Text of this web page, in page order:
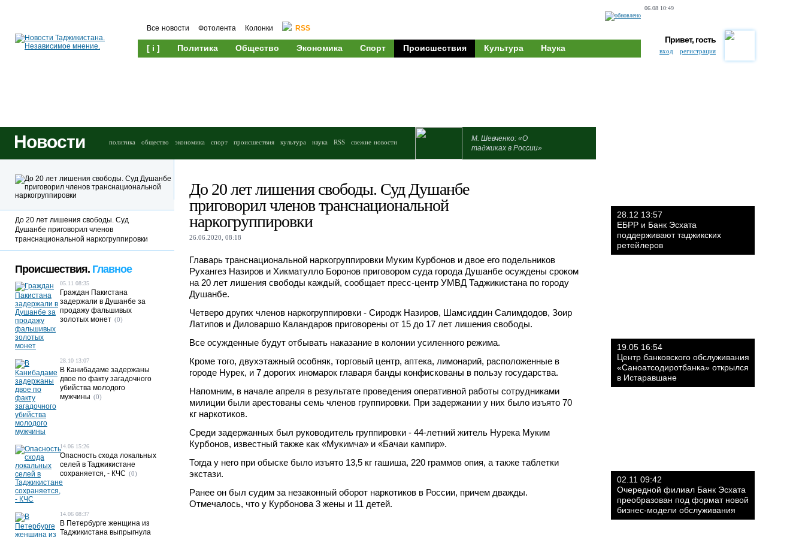
06.08 10:49
Все новости Фотолента Колонки RSS
[ i ] Политика Общество Экономика Спорт Происшествия Культура Наука
Привет, гость
вход регистрация
Новости политика общество экономика спорт происшествия культура наука RSS свежие новости
М. Шевченко: «О
таджиках в России»
До 20 лет лишения свободы. Суд Душанбе
приговорил членов транснациональной
наркогруппировки
26.06.2020, 08:18
Главарь транснациональной наркогруппировки Муким Курбонов и двое его подельников
Рухангез Назиров и Хикматулло Боронов приговором суда города Душанбе осуждены сроком
на 20 лет лишения свободы каждый, сообщает пресс-центр УМВД Таджикистана по городу
Душанбе.
Четверо других членов наркогруппировки - Сиродж Назиров, Шамсиддин Салимдодов, Зоир
Латипов и Диловаршо Каландаров приговорены от 15 до 17 лет лишения свободы.
Все осужденные будут отбывать наказание в колонии усиленного режима.
Кроме того, двухэтажный особняк, торговый центр, аптека, лимонарий, расположенные в
городе Нурек, и 7 дорогих иномарок главаря банды конфискованы в пользу государства.
Напомним, в начале апреля в результате проведения оперативной работы сотрудниками
милиции были арестованы семь членов группировки. При задержании у них было изъято 70
кг наркотиков.
Среди задержанных был руководитель группировки - 44-летний житель Нурека Муким
Курбонов, известный также как «Мукимча» и «Бачаи кампир».
Тогда у него при обыске было изъято 13,5 кг гашиша, 220 граммов опия, а также таблетки
экстази.
Ранее он был судим за незаконный оборот наркотиков в России, причем дважды.
Отмечалось, что у Курбонова 3 жены и 11 детей.
До 20 лет лишения свободы. Суд
Душанбе приговорил членов
транснациональной наркогруппировки
Происшествия. Главное
05.11 08:35
Граждан Пакистана
задержали в Душанбе за
продажу фальшивых
золотых монет (0)
28.10 13:07
В Канибадаме задержаны
двое по факту загадочного
убийства молодого
мужчины (0)
14.06 15:26
Опасность схода локальных
селей в Таджикистане
сохраняется, - КЧС (0)
14.06 08:37
В Петербурге женщина из
Таджикистана выпрыгнула
28.12 13:57
ЕБРР и Банк Эсхата
поддерживают таджикских
ретейлеров
19.05 16:54
Центр банковского обслуживания
«Саноатсодиротбанка» открылся
в Истаравшане
02.11 09:42
Очередной филиал Банк Эсхата
преобразован под формат новой
бизнес-модели обслуживания